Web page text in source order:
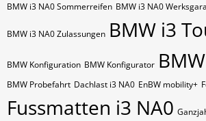
BMW i3 NA0 Sommerreifen BMW i3 NA0
BMW i3 NA0 Zulassungen BMW i3
BMW Konfiguration BMW Konfigurator
BMW Probefahrt Dachlast i3 NA0 EnBW mobility+
Fussmatten i3 NA0